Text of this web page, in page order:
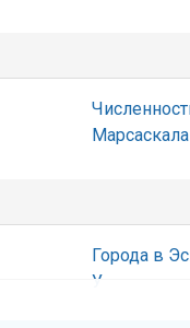
Марсаскала
Города в
У